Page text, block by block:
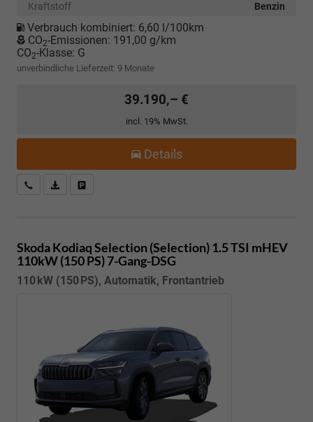
Kraftstoff
Benzin
Verbrauch kombiniert: 6,60 l/100km
CO2-Emissionen: 191,00 g/km
CO2-Klasse: G
unverbindliche Lieferzeit: 9 Monate
39.190,– €
incl. 19% MwSt.
Details
Kostenloser Rückruf-Service
PDF-Datei, Fahrzeugexposé drucken
Skoda KodiaqSelection (Selection) 1.5 TSI mHEV
110kW (150 PS) 7-Gang-DSG
110 kW (150 PS), Automatik, Frontantrieb